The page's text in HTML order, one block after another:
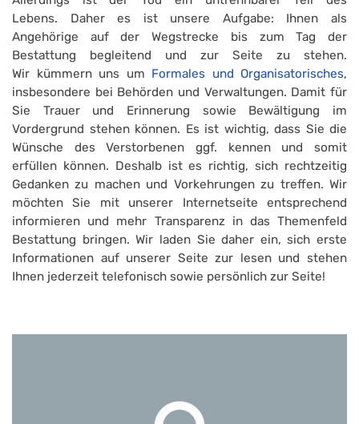
Lebens. Daher es ist unsere Aufgabe: Ihnen als
Angehörige auf der Wegstrecke bis zum Tag der
Bestattung begleitend und zur Seite zu stehen.
Wir kümmern uns um Formales und Organisatorisches,
insbesondere bei Behörden und Verwaltungen. Damit für
Sie Trauer und Erinnerung sowie Bewältigung im
Vordergrund stehen können. Es ist wichtig, dass Sie die
Wünsche des Verstorbenen ggf. kennen und somit
erfüllen können. Deshalb ist es richtig, sich rechtzeitig
Gedanken zu machen und Vorkehrungen zu treffen. Wir
möchten Sie mit unserer Internetseite entsprechend
informieren und mehr Transparenz in das Themenfeld
Bestattung bringen. Wir laden Sie daher ein, sich erste
Informationen auf unserer Seite zur lesen und stehen
Ihnen jederzeit telefonisch sowie persönlich zur Seite!